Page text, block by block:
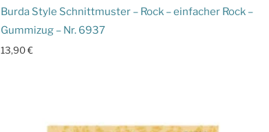
Burda Style Schnittmuster – Rock – einfacher Rock –
Gummizug – Nr. 6937
13,90€